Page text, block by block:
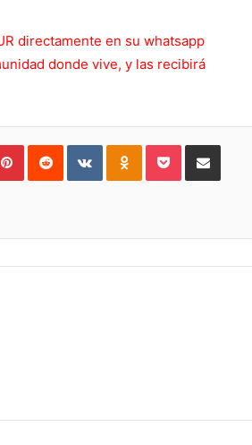
directamente en su whatsapp
donde vive, y las recibirá
PinterestReddit VKontakteOdnoklassniki
PocketCompartir por Correo